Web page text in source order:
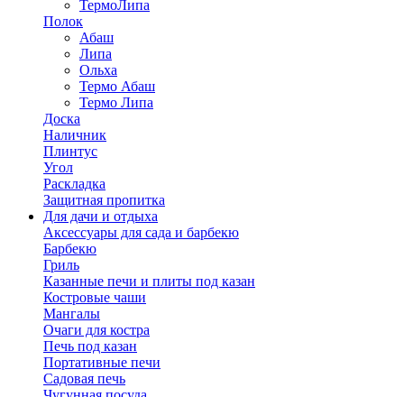
ТермоЛипа
Полок
Абаш
Липа
Ольха
Термо Абаш
Термо Липа
Доска
Наличник
Плинтус
Угол
Раскладка
Защитная пропитка
Для дачи и отдыха
Аксессуары для сада и барбекю
Барбекю
Гриль
Казанные печи и плиты под казан
Костровые чаши
Мангалы
Очаги для костра
Печь под казан
Портативные печи
Садовая печь